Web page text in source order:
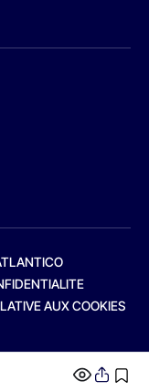
AUX COOKIES